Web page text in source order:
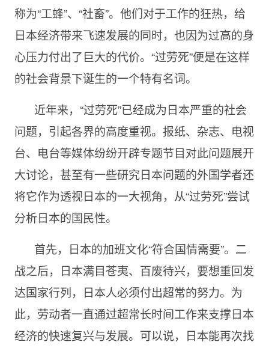
称为“工蜂”、“社畜”。他们对于工作的狂热，给
日本经济带来飞速发展的同时，也因为过高的身
心压力付出了巨大的代价。“过劳死”便是在这样
的社会背景下诞生的一个特有名词。
近年来，“过劳死”已经成为日本严重的社会
问题，引起各界的高度重视。报纸、杂志、电视
台、电台等媒体纷纷开辟专题节目对此问题展开
大讨论，甚至有一些研究日本问题的外国学者还
将它作为透视日本的一大视角，从“过劳死”尝试
分析日本的国民性。
首先，日本的加班文化“符合国情需要”。二
战之后，日本满目苍夷、百废待兴，要想重回发
达国家行列，日本人必须付出超常的努力。为
此，劳动者一直通过超常长时间工作来支撑日本
经济的快速复兴与发展。可以说，日本能再次找